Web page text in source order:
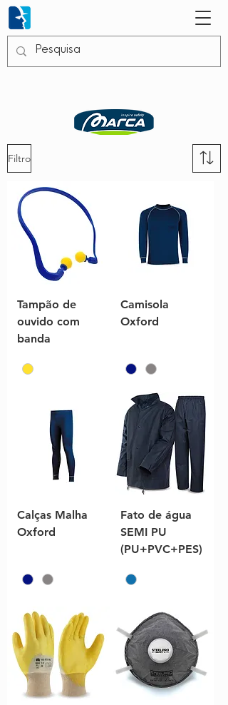
Filtro
Tampão de
ouvido com
banda
Camisola
Oxford
Calças Malha
Oxford
Fato de água
SEMI PU
(PU+PVC+PES)